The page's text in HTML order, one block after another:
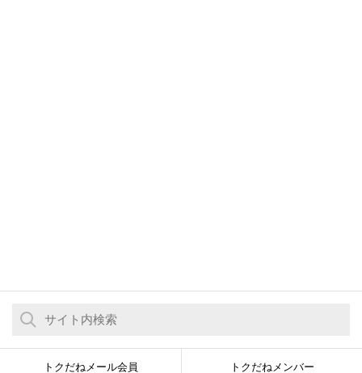
トクだねメール会員 トクだねメンバー